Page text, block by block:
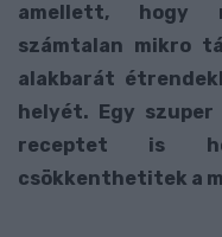
amellett, hogy
számtalan mikro
alakbarát
helyét. Egy
receptet is
csökkenthetitek a